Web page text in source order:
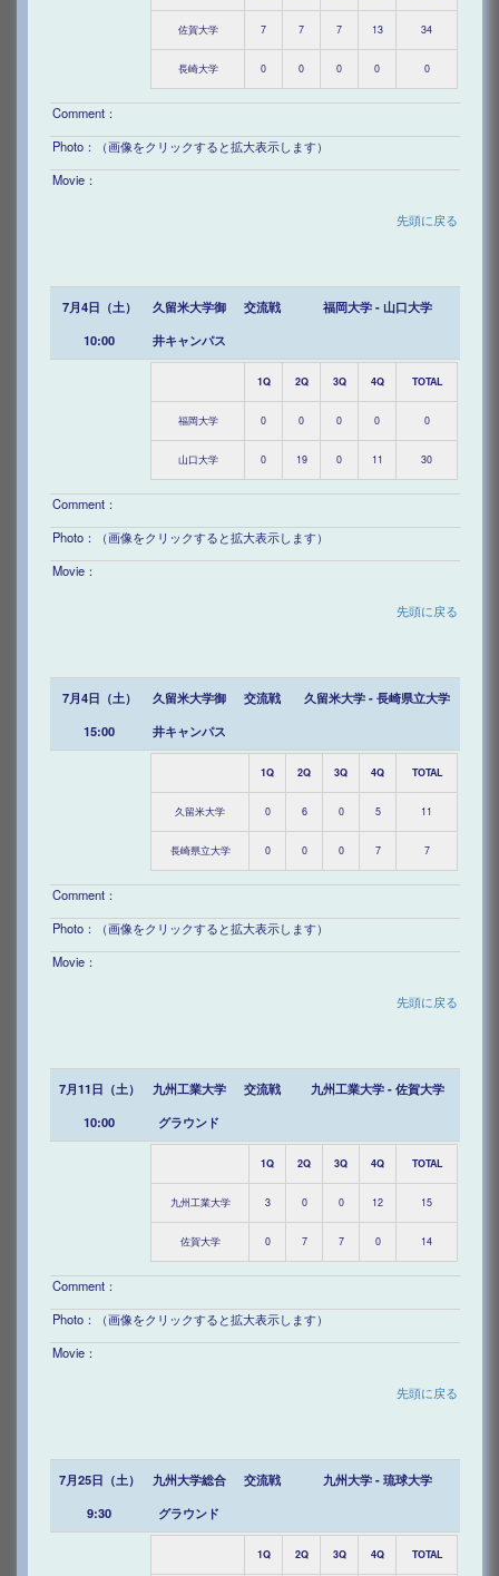
佐賀大学 7 7 7 13 34
長崎大学 0 0 0 0 0
Comment：
Photo：（画像をクリックすると拡大表示します）
Movie：
先頭に戻る
7月4日（土）
10:00
久留米大学御
井キャンパス
交流戦 福岡大学 - 山口大学
1Q 2Q 3Q 4Q TOTAL
福岡大学 0 0 0 0 0
山口大学 0 19 0 11 30
Comment：
Photo：（画像をクリックすると拡大表示します）
Movie：
先頭に戻る
7月4日（土）
15:00
久留米大学御
井キャンパス
交流戦 久留米大学 - 長崎県立大学
1Q 2Q 3Q 4Q TOTAL
久留米大学 0 6 0 5 11
長崎県立大学 0 0 0 7 7
Comment：
Photo：（画像をクリックすると拡大表示します）
Movie：
先頭に戻る
7月11日（土）
10:00
九州工業大学
グラウンド
交流戦 九州工業大学 - 佐賀大学
1Q 2Q 3Q 4Q TOTAL
九州工業大学 3 0 0 12 15
佐賀大学 0 7 7 0 14
Comment：
Photo：（画像をクリックすると拡大表示します）
Movie：
先頭に戻る
7月25日（土）
9:30
九州大学総合
グラウンド
交流戦 九州大学 - 琉球大学
1Q 2Q 3Q 4Q TOTAL